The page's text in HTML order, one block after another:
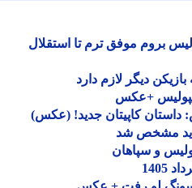
موفق ترم تا استقلال
دیگر لازم دارد
+عکس
کاپیتان جدید! (عکس)
مشخص شد
و سپاهان